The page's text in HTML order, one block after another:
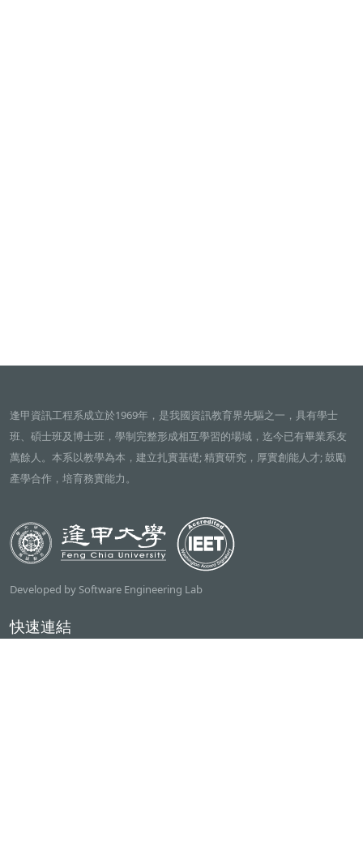
逢甲資訊工程系成立於1969年，是我國資訊教育界先驅之一，具有學士
班、碩士班及博士班，學制完整形成相互學習的場域，迄今已有畢業系友
萬餘人。本系以教學為本，建立扎實基礎; 精實研究，厚實創能人才; 鼓勵
產學合作，培育務實能力。
Developed by Software Engineering Lab
快速連結